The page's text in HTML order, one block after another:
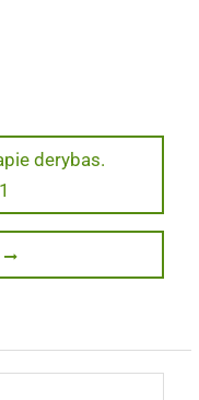
derybas.